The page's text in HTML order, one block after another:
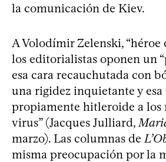
la comunicación de Kiev.
A Volodímir Zelenski, “héroe
los editorialistas oponen un
esa cara recauchutada con
una rigidez inquietante y esa
propiamente hitleroide a los
virus” (Jacques Julliard,
marzo). Las columnas de
misma preocupación por la